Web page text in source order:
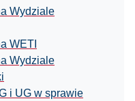
Wydziale
WETI
Wydziale
i UG w sprawie